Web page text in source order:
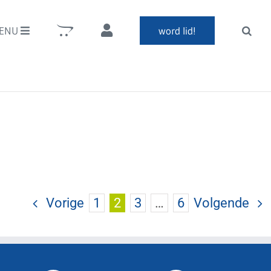
word lid!
Vorige 1 2 3 … 6 Volgende